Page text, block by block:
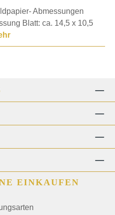
Abmessungen
Blatt: ca. 14,5 x 10,5
EINKAUFEN